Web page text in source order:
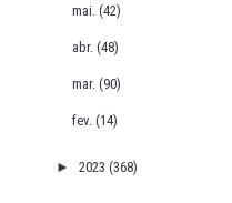
mai.(42)
abr.(48)
mar.(90)
fev.(14)
► 2023 (368)